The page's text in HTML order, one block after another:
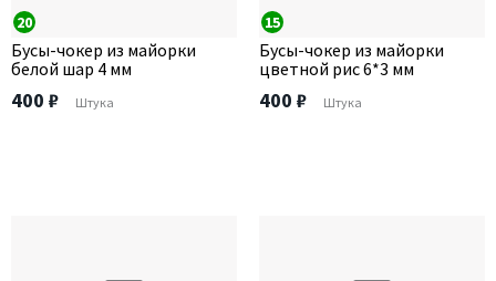
20
Бусы-чокер из майорки
белой шар 4 мм
400 ₽ Штука
15
Бусы-чокер из майорки
цветной рис 6*3 мм
400 ₽ Штука